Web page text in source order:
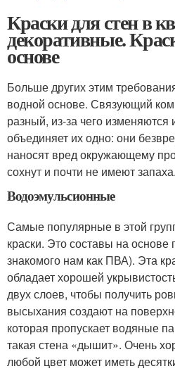
Краски для стен в
декоративные.
основе
Больше других этим
водной основе. Связующий
разный, из-за чего изменяются
объединяет их одно: они
наносят вред окружающему
сохнут и почти не имеют запаха.
Водоэмульсионные
Самые популярные в этой
краски. Это составы на
знакомого нам как ПВА). Эта
обладает хорошей
двух слоев, чтобы получить
высыхания создают на
которая пропускает водяные
такая стена «дышит». Очень
любой цвет может иметь